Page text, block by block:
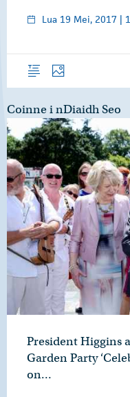
Lua 19 Mei, 2017 |
ForléargasGrianghraif
Coinne i nDiaidh Seo
President Higgins
Garden Party
on…